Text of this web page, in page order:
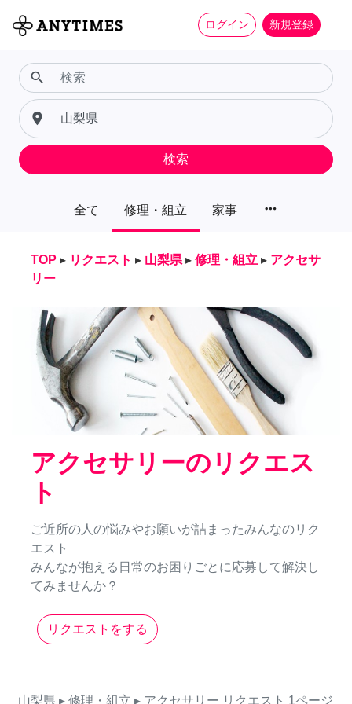
ログイン 新規登録
全て 修理・組立 家事 more_horiz
search
place
検索
TOP ▸ リクエスト ▸ 山梨県 ▸ 修理・組立 ▸ アクセサ
リー
アクセサリーのリクエス
ト
ご近所の人の悩みやお願いが詰まったみんなのリク
エスト
みんなが抱える日常のお困りごとに応募して解決し
てみませんか？
リクエストをする
山梨県 ▸ 修理・組立 ▸ アクセサリー リクエスト 1ページ